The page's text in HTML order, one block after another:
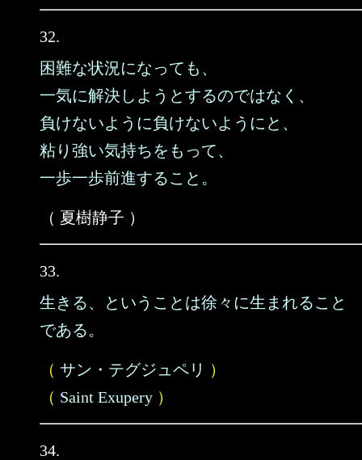
32.
困難な状況になっても、
一気に解決しようとするのではなく、
負けないように負けないようにと、
粘り強い気持ちをもって、
一歩一歩前進すること。
（ 夏樹静子 ）
33.
生きる、ということは徐々に生まれること
である。
（ サン・テグジュペリ ）
（ Saint Exupery ）
34.